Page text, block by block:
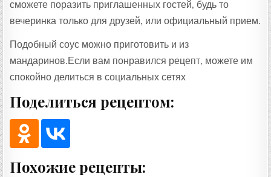
сможете поразить приглашенных гостей, будь то
вечеринка только для друзей, или официальный прием.
Подобный соус можно приготовить и из
мандаринов.Если вам понравился рецепт, можете им
спокойно делиться в социальных сетях
Поделиться рецептом:
Похожие рецепты: